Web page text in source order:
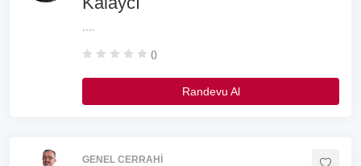
....
()
Randevu Al
GENEL CERRAHI